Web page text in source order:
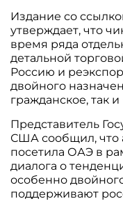
Издание со
утверждает, что
время ряда
детальной
Россию и
двойного
гражданское, так
Представитель
США сообщил, что
посетила ОАЭ в
диалога о
особенно
поддерживают